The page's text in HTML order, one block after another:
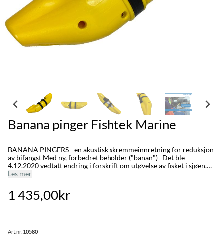
Banana pinger Fishtek Marine
BANANA PINGERS - en akustisk skremmeinnretning for reduksjon
av bifangst Med ny, forbedret beholder ("banan") Det ble
4.12.2020 vedtatt endring i forskrift om utøvelse av fisket i sjøen.
Endringen tredde i kraft fra 1.januar 2021. Du kan lese forskriften
garnfiske i området Vestfjorden (statistikkområdet 00) i perioden
1.januar til 30. april. Fishtek Marine bananapingers er: - Svært
mellom garnlenker - Forbedret med nytt og bedre "skall" - se:
Les mer
1 435,00kr
Art.nr:10580